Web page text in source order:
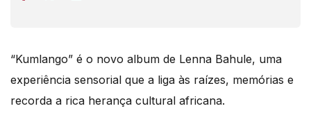
“Kumlango” é o novo album de Lenna Bahule, uma
experiência sensorial que a liga às raízes, memórias e
recorda a rica herança cultural africana.